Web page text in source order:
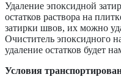
Удаление эпоксидной
остатков раствора на
затирки швов, их можно
Очиститель эпоксидного
удаление остатков будет
Условия